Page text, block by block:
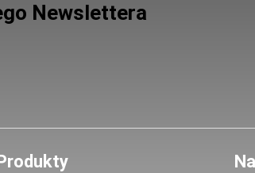
Newslettera
Produkty